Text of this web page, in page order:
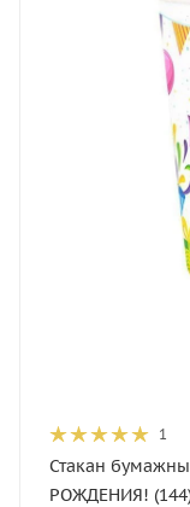
1
Стакан
РОЖДЕНИЯ!